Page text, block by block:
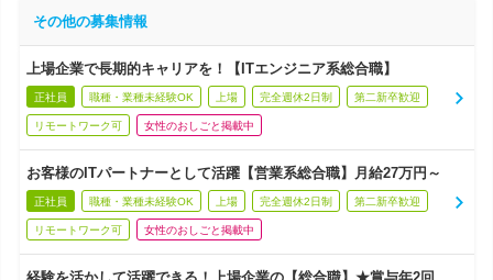
その他の募集情報
上場企業で長期的キャリアを！【ITエンジニア系総合職】
正社員 職種・業種未経験OK 上場 完全週休2日制 第二新卒歓迎
リモートワーク可 女性のおしごと掲載中
お客様のITパートナーとして活躍【営業系総合職】月給27万円～
正社員 職種・業種未経験OK 上場 完全週休2日制 第二新卒歓迎
リモートワーク可 女性のおしごと掲載中
経験を活かして活躍できる！上場企業の【総合職】★賞与年2回